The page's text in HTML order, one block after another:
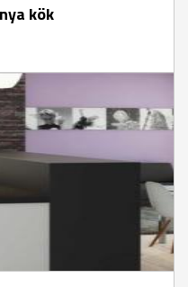
kök